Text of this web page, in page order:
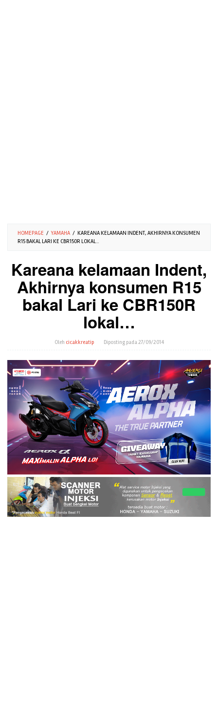
HOMEPAGE / YAMAHA / KAREANA KELAMAAN INDENT, AKHIRNYA KONSUMEN
R15 BAKAL LARI KE CBR150R LOKAL...
Kareana kelamaan Indent,
Akhirnya konsumen R15
bakal Lari ke CBR150R
lokal…
Oleh cicakkreatip Diposting pada27/09/2014